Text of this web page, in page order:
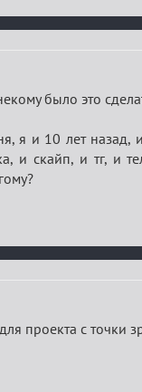
было это
я и 10 лет
и скайп, и тг, и
проекта с точки